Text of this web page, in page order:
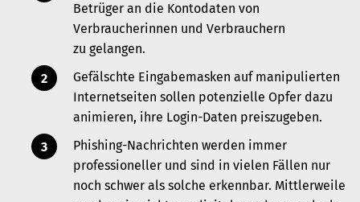
Betrüger an die Kontodaten von
Verbraucherinnen und Verbrauchern
zu gelangen.
Gefälschte Eingabemasken auf manipulierten
Internetseiten sollen potenzielle Opfer dazu
animieren, ihre Login-Daten preiszugeben.
Phishing-Nachrichten werden immer
professioneller und sind in vielen Fällen nur
noch schwer als solche erkennbar. Mittlerweile